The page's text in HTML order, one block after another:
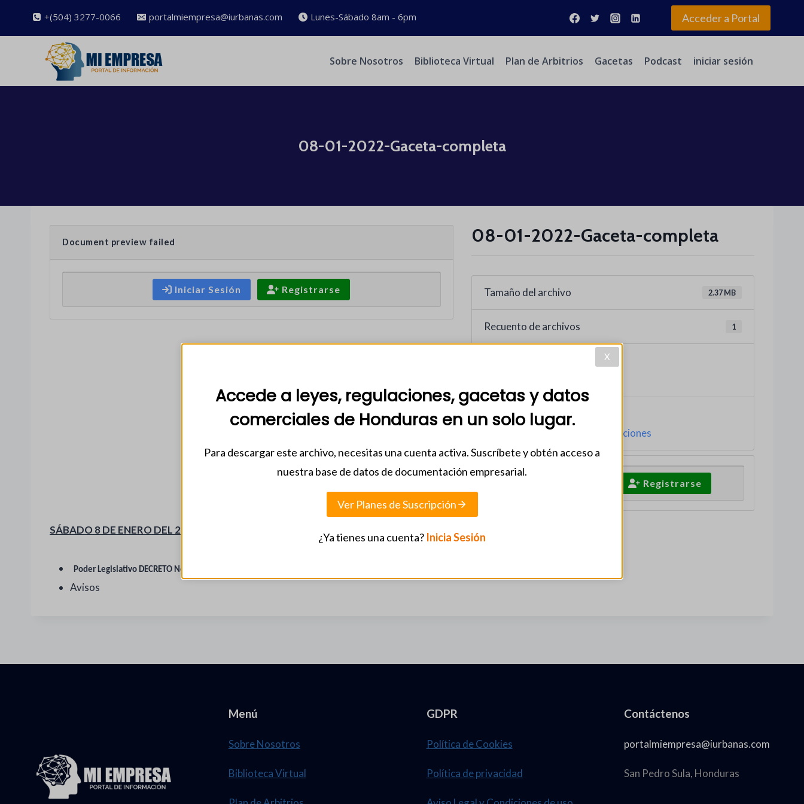
+(504) 3277-0066 portalmiempresa@iurbanas.com Lunes-Sábado 8am - 6pm Acceder a Portal
Sobre Nosotros Biblioteca Virtual Plan de Arbitrios Gacetas Podcast iniciar sesión
08-01-2022-Gaceta-completa
Document preview failed
Iniciar Sesión Registrarse
08-01-2022-Gaceta-completa
Tamaño del archivo 2.37 MB
Recuento de archivos 1
Categorias
2022 archivos ediciones
Registrarse
SÁBADO 8 DE ENERO DEL 2022. NUM. 35,817
Poder Legislativo DECRETO No. 98-2021
Avisos
Menú
Sobre Nosotros
Biblioteca Virtual
GDPR
Política de Cookies
Política de privacidad
Contáctenos
portalmiempresa@iurbanas.com
San Pedro Sula, Honduras
Accede a leyes, regulaciones, gacetas y datos
comerciales de Honduras en un solo lugar.
Para descargar este archivo, necesitas una cuenta activa. Suscríbete y obtén acceso a
nuestra base de datos de documentación empresarial.
Ver Planes de Suscripción
¿Ya tienes una cuenta? Inicia Sesión
X